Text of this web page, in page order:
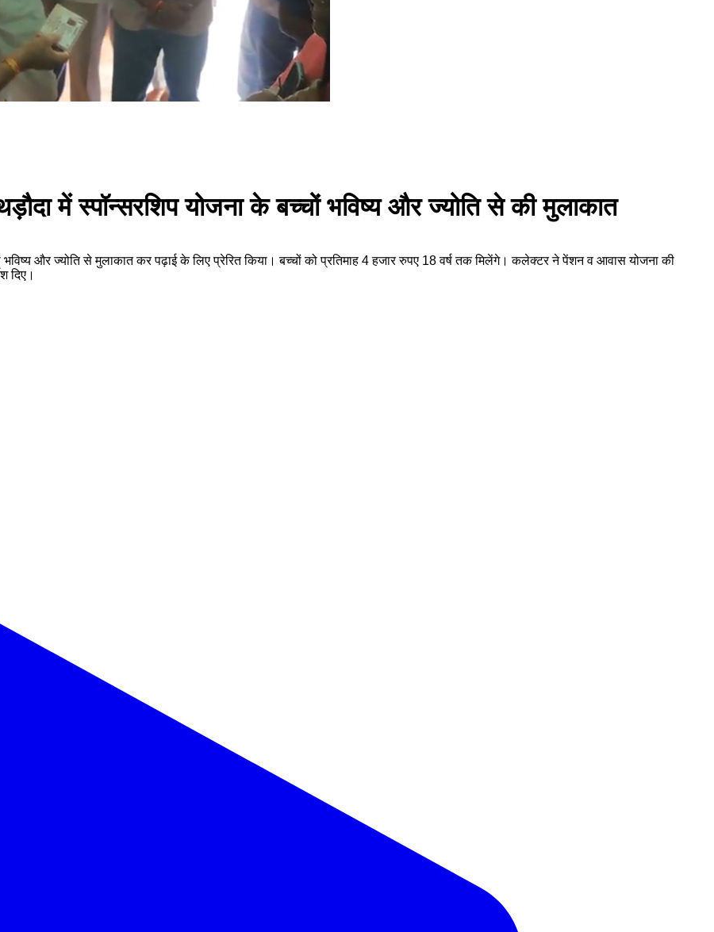
में स्पॉन्सरशिप योजना के बच्चों भविष्य और ज्योति से की मुलाकात
भविष्य और ज्योति से मुलाकात कर पढ़ाई के लिए प्रेरित किया। बच्चों को प्रतिमाह 4 हजार रुपए 18 वर्ष तक मिलेंगे। कलेक्टर ने पेंशन व आवास योजना की
दिए।